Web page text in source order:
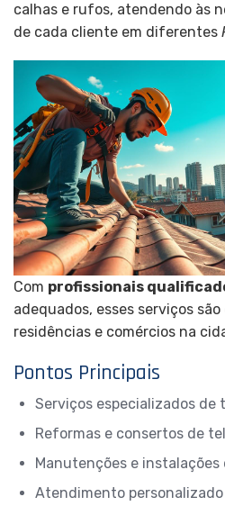
calhas e rufos, atendendo às
de cada cliente em diferentes
Com profissionais
adequados, esses serviços
residências e comércios na
Pontos Principais
Serviços especializados de
Reformas e consertos de
Manutenções e
Atendimento